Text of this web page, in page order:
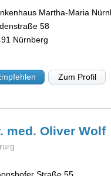
Martha-Maria
58
Nürnberg
Zum Profil
med. OliverWolf